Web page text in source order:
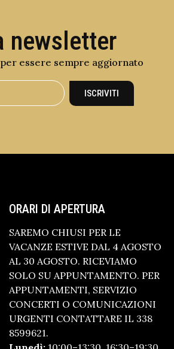
newsletter
essere sempre aggiornato
ISCRIVITI
ORARI DI APERTURA
SAREMO CHIUSI PER LE
VACANZE ESTIVE DAL 4 AGOSTO
AL 30 AGOSTO. RICEVIAMO
SOLO SU APPUNTAMENTO. PER
APPUNTAMENTI, SERVIZIO
CONCERTI O COMUNICAZIONI
URGENTI CONTATTARE IL 338
8599621.